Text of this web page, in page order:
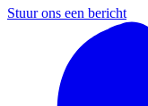
Stuur ons een bericht